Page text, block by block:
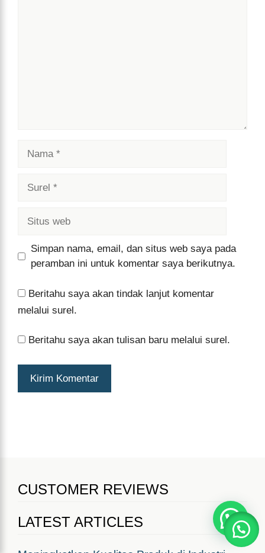
Simpan nama, email, dan situs web saya pada
peramban ini untuk komentar saya berikutnya.
Beritahu saya akan tindak lanjut komentar
melalui surel.
Beritahu saya akan tulisan baru melalui surel.
CUSTOMER REVIEWS
LATEST ARTICLES